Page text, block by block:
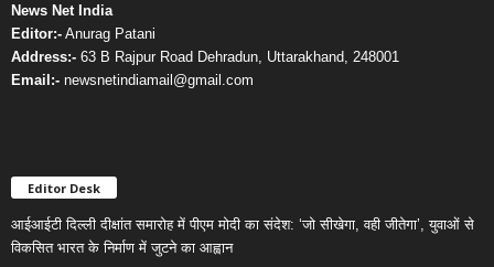
News Net India
Editor:- Anurag Patani
Address:- 63 B Rajpur Road Dehradun, Uttarakhand, 248001
Email:- newsnetindiamail@gmail.com
Editor Desk
आईआईटी दिल्ली दीक्षांत समारोह में पीएम मोदी का संदेश: ‘जो सीखेगा, वही जीतेगा’, युवाओं से
विकसित भारत के निर्माण में जुटने का आह्वान